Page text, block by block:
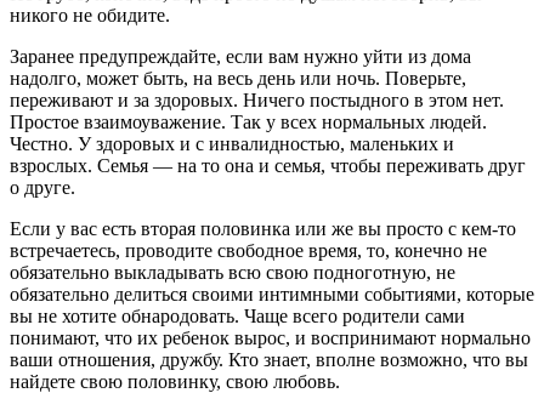
никого не обидите.
Заранее предупреждайте, если вам нужно уйти из дома
надолго, может быть, на весь день или ночь. Поверьте,
переживают и за здоровых. Ничего постыдного в этом нет.
Простое взаимоуважение. Так у всех нормальных людей.
Честно. У здоровых и с инвалидностью, маленьких и
взрослых. Семья — на то она и семья, чтобы переживать друг
о друге.
Если у вас есть вторая половинка или же вы просто с кем-то
встречаетесь, проводите свободное время, то, конечно не
обязательно выкладывать всю свою подноготную, не
обязательно делиться своими интимными событиями, которые
вы не хотите обнародовать. Чаще всего родители сами
понимают, что их ребенок вырос, и воспринимают нормально
ваши отношения, дружбу. Кто знает, вполне возможно, что вы
найдете свою половинку, свою любовь.